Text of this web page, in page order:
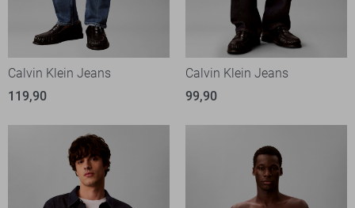
Calvin Klein Jeans
119,90
Calvin Klein Jeans
99,90